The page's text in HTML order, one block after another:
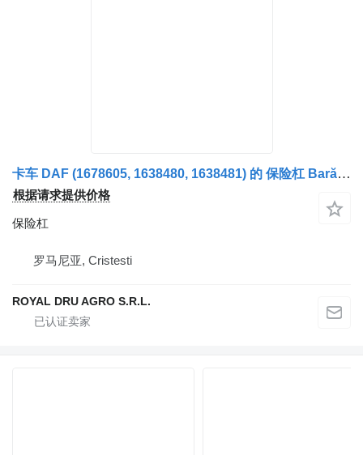
卡车 DAF (1678605, 1638480, 1638481) 的 保险杠 Bară de protecție față
根据请求提供价格
保险杠
罗马尼亚, Cristesti
ROYAL DRU AGRO S.R.L.